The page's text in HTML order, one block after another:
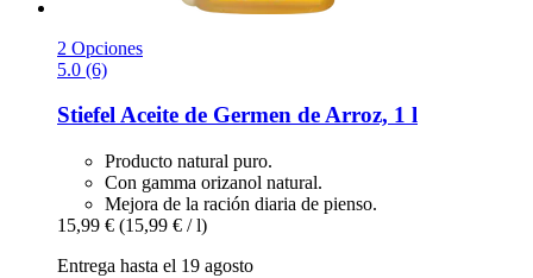
2 Opciones
5.0 (6)
StiefelAceite de Germen de Arroz, 1 l
Producto natural puro.
Con gamma orizanol natural.
Mejora de la ración diaria de pienso.
15,99 € (15,99 € / l)
Entrega hasta el 19 agosto